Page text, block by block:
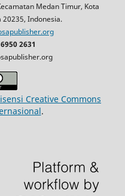
Medan Timur, Kota
Indonesia.
2631
Creative Commons
.